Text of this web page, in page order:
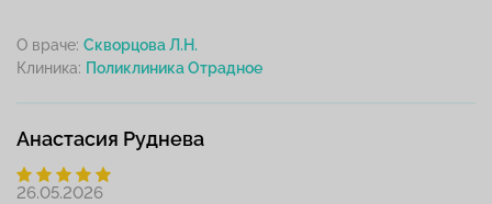
О враче: Скворцова Л.Н.
Клиника:
Анастасия Руднева
26.05.2026